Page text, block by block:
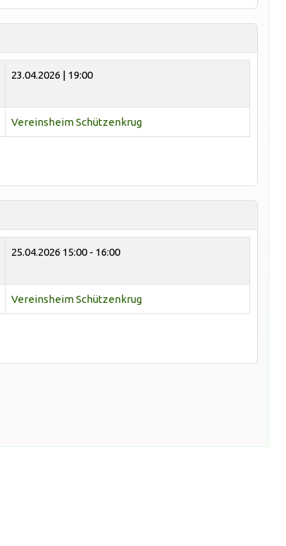
23.04.2026 | 19:00
Vereinsheim Schützenkrug
25.04.2026 15:00 - 16:00
Vereinsheim Schützenkrug